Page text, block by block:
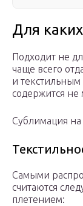
Для
Подходит не
чаще всего
и текстильным
содержится не
Сублимация на
Самыми
считаются
плетением: